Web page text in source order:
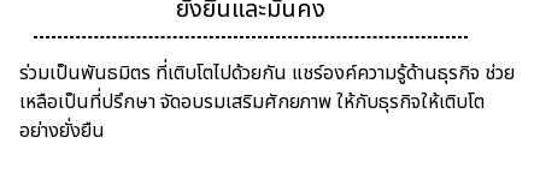
ยั่งยืนและมั่นคง
ร่วมเป็นพันธมิตร ที่เติบโตไปด้วยกัน แชร์องค์ความรู้ด้านธุรกิจ ช่วย
เหลือเป็นที่ปรึกษา จัดอบรมเสริมศักยภาพ ให้กับธุรกิจให้เติบโต
อย่างยั่งยืน